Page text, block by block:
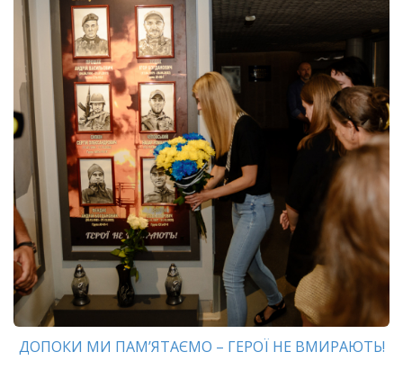
ДОПОКИ МИ ПАМ’ЯТАЄМО – ГЕРОЇ НЕ ВМИРАЮТЬ!